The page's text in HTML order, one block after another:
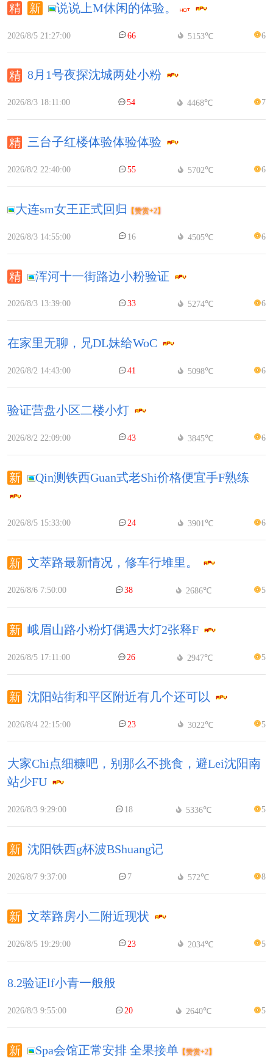
说说上M休闲的体验。
2026/8/5 21:27:00 66 5153℃ 6
8月1号夜探沈城两处小粉
2026/8/3 18:11:00 54 4468℃ 7
三台子红楼体验体验体验
2026/8/2 22:40:00 55 5702℃ 6
大连sm女王正式回归 【赞赏+2】
2026/8/3 14:55:00 16 4505℃ 6
浑河十一街路边小粉验证
2026/8/3 13:39:00 33 5274℃ 6
在家里无聊，兄DL妹给WoC
2026/8/2 14:43:00 41 5098℃ 6
验证营盘小区二楼小灯
2026/8/2 22:09:00 43 3845℃ 6
Qin测铁西Guan式老Shi价格便宜手F熟练
2026/8/5 15:33:00 24 3901℃ 6
文萃路最新情况，修车行堆里。
2026/8/6 7:50:00 38 2686℃ 5
峨眉山路小粉灯偶遇大灯2张释F
2026/8/5 17:11:00 26 2947℃ 5
沈阳站街和平区附近有几个还可以
2026/8/4 22:15:00 23 3022℃ 5
大家Chi点细糠吧，别那么不挑食，避Lei沈阳南
站少FU
2026/8/3 9:29:00 18 5336℃ 5
沈阳铁西g杯波BShuang记
2026/8/7 9:37:00 7 572℃ 8
文萃路房小二附近现状
2026/8/5 19:29:00 23 2034℃ 5
8.2验证lf小青一般般
2026/8/3 9:55:00 20 2640℃ 5
Spa会馆正常安排 全果接单 【赞赏+2】